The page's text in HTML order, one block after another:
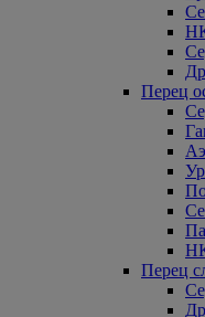
Перец
Перец